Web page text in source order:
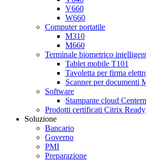
V660
W660
Computer portatile
M310
M660
Terminale biometrico
Tablet mobile T101
Tavoletta per firma
Scanner per documenti
Software
Stampante cloud
Prodotti certificati Citrix Ready
Soluzione
Bancario
Governo
PMI
Preparazione